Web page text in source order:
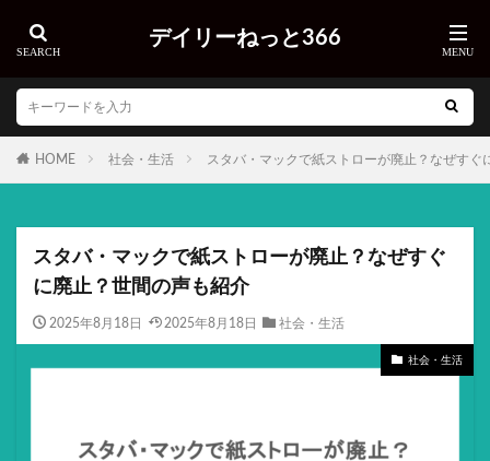
デイリーねっと366
HOME 社会・生活 スタバ・マックで紙ストローが廃止？なぜすぐ
スタバ・マックで紙ストローが廃止？なぜすぐ
に廃止？世間の声も紹介
2025年8月18日 2025年8月18日 社会・生活
社会・生活